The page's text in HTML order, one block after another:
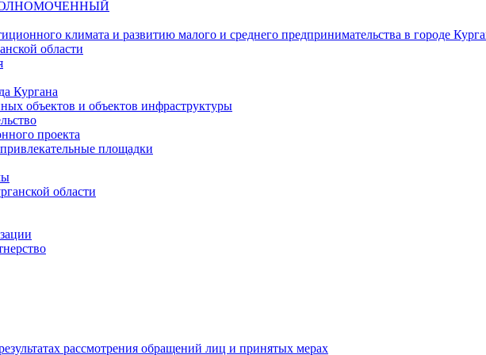
климата и развитию малого и среднего предпринимательства в городе
области
Кургана
объектов и объектов инфраструктуры
проекта
площадки
области
рассмотрения обращений лиц и принятых мерах